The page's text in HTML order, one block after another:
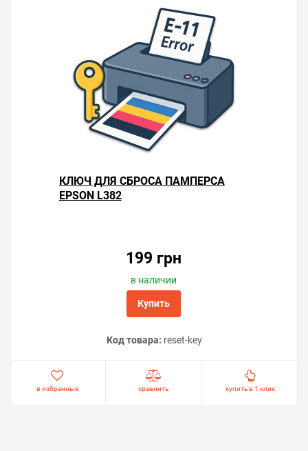
КЛЮЧ ДЛЯ СБРОСА ПАМПЕРСА
EPSON L382
199 грн
в наличии
Купить
Код товара: reset-key
в избранные сравнить купить в 1 клик